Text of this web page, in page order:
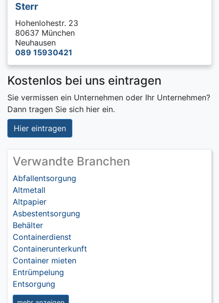
Sterr
Hohenlohestr. 23
80637 München
Neuhausen
089 15930421
Kostenlos bei uns eintragen
Sie vermissen ein Unternehmen oder Ihr Unternehmen?
Dann tragen Sie sich hier ein.
Hier eintragen
Verwandte Branchen
Abfallentsorgung
Altmetall
Altpapier
Asbestentsorgung
Behälter
Containerdienst
Containerunterkunft
Container mieten
Entrümpelung
Entsorgung